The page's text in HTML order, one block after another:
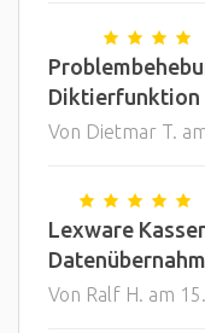
Diktierfunktion
Von Dietmar T.
Lexware
Von Ralf H. am